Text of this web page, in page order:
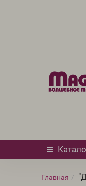
Главная